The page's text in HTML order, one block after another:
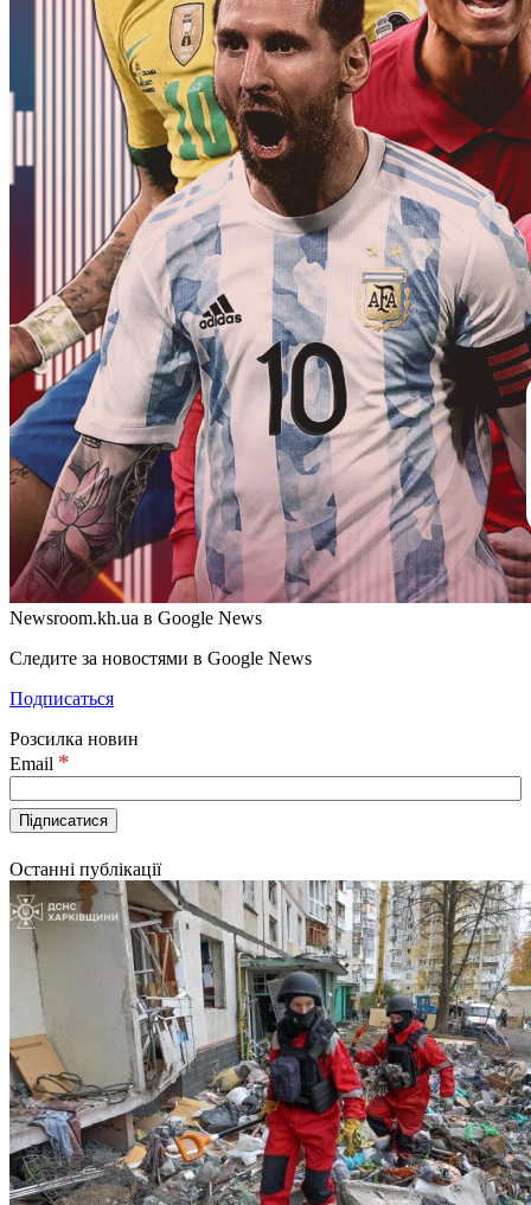
Newsroom.kh.ua в Google News
Следите за новостями в Google News
Подписаться
Розсилка новин
Email *
Останні публікації